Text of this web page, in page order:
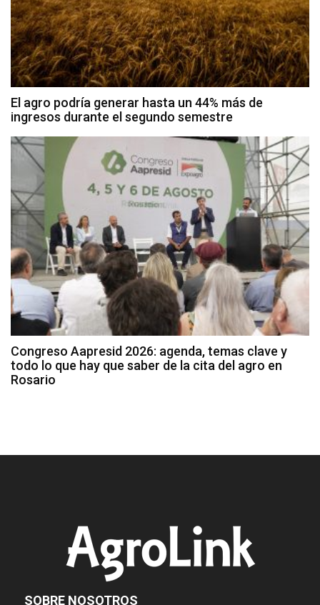
El agro podría generar hasta un 44% más de
ingresos durante el segundo semestre
Congreso Aapresid 2026: agenda, temas clave y
todo lo que hay que saber de la cita del agro en
Rosario
SOBRE NOSOTROS